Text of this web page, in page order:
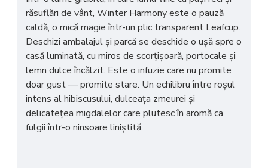
răsuflări de vânt, Winter Harmonyeste o pauză
caldă, o mică magie într-un plic transparent Leafcup.
Deschizi ambalajul și parcă se deschide o ușă spre o
casă luminată, cu miros de scorțișoară, portocale și
lemn dulce încălzit. Este o infuzie care nu promite
doar gust — promite stare. Un echilibru între roșul
intens al hibiscusului, dulceața zmeurei și
delicatețea migdalelor care plutesc în aromă ca
fulgii într-o ninsoare liniștită.